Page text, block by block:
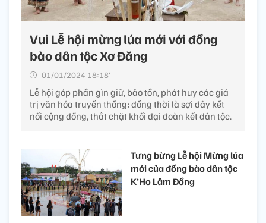
Vui Lễ hội mừng lúa mới với đồng
bào dân tộc Xơ Đăng
01/01/2024 18:18’
Lễ hội góp phần gìn giữ, bảo tồn, phát huy các giá
trị văn hóa truyền thống; đồng thời là sợi dây kết
nối cộng đồng, thắt chặt khối đại đoàn kết dân tộc.
Tưng bừng Lễ hội Mừng lúa
mới của đồng bào dân tộc
K’Ho Lâm Đồng